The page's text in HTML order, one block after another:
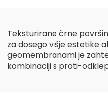
Teksturirane črne
za dosego višje estetike
geomembranami je
kombinaciji s proti-